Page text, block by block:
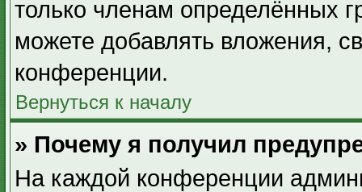
только членам определённых
можете добавлять вложения,
конференции.
Вернуться к началу
» Почему я получил
На каждой конференции